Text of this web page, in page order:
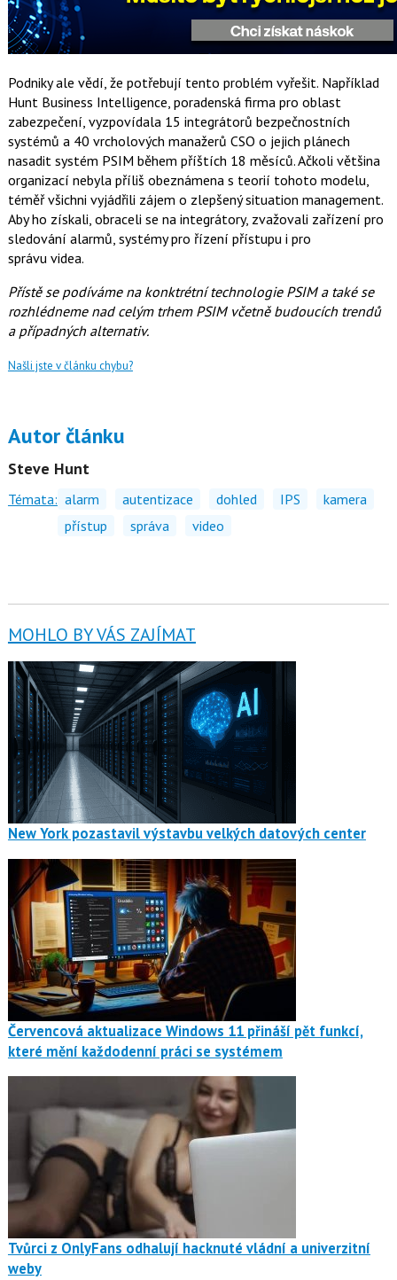
Podniky ale vědí, že potřebují tento problém vyřešit. Například
Hunt Business Intelligence, poradenská firma pro oblast
zabezpečení, vyzpovídala 15 integrátorů bezpečnostních
systémů a 40 vrcholových manažerů CSO o jejich plánech
nasadit systém PSIM během příštích 18 měsíců. Ačkoli většina
organizací nebyla příliš obeznámena s teorií tohoto modelu,
téměř všichni vyjádřili zájem o zlepšený situation management.
Aby ho získali, obraceli se na integrátory, zvažovali zařízení pro
sledování alarmů, systémy pro řízení přístupu i pro
správu videa.
Přístě se podíváme na konktrétní technologie PSIM a také se
rozhlédneme nad celým trhem PSIM včetně budoucích trendů
a případných alternativ.
Našli jste v článku chybu?
Autor článku
Steve Hunt
Témata: alarm autentizace dohled IPS
kamera
přístup
správa video
MOHLO BY VÁS ZAJÍMAT
New York pozastavil výstavbu velkých datových center
Červencová aktualizace Windows 11 přináší pět funkcí,
které mění každodenní práci se systémem
Tvůrci z OnlyFans odhalují hacknuté vládní a univerzitní
weby